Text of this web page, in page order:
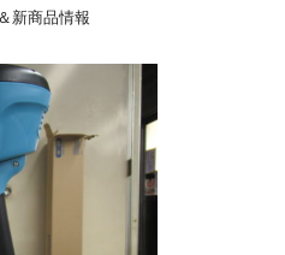
新商品情報